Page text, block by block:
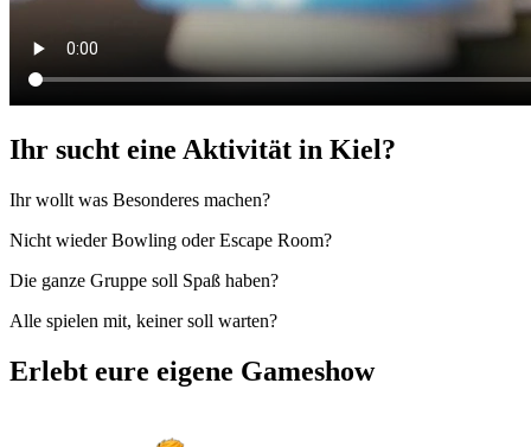
Ihr sucht eine Aktivität in Kiel?
Ihr wollt was Besonderes machen?
Nicht wieder Bowling oder Escape Room?
Die ganze Gruppe soll Spaß haben?
Alle spielen mit, keiner soll warten?
Erlebt eure eigene Gameshow